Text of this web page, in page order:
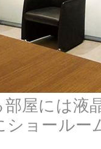
部屋には液
ショールー